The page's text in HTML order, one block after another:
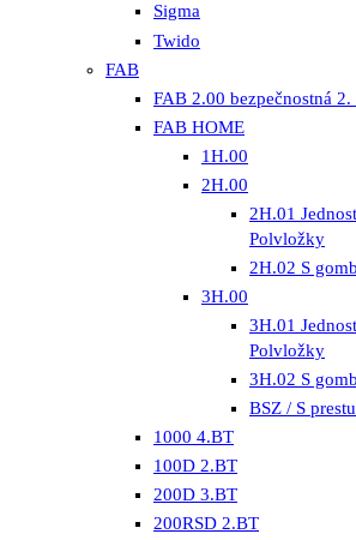
Sigma
Twido
FAB
FAB 2.00 bezpečnostná 2.
FAB HOME
1H.00
2H.00
2H.01
Polvložky
2H.02 S
3H.00
3H.01
Polvložky
3H.02 S
BSZ / S
1000 4.BT
100D 2.BT
200D 3.BT
200RSD 2.BT